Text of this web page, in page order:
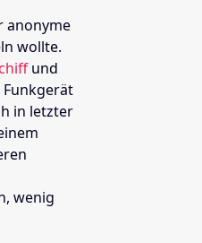
anonyme
wollte.
und
Funkgerät
in letzter
wenig